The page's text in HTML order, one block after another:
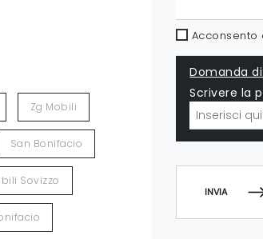
Zg Mobili
San Bonifacio
Sovizzo
Acconsento
Domanda
Scrivere la
INVIA